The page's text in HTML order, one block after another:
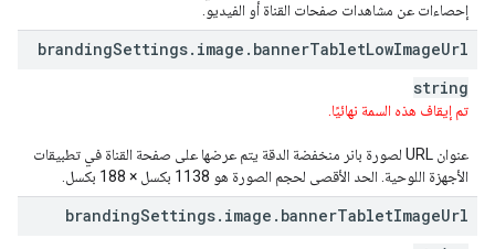
إحصاءات عن مشاهدات صفحات القناة أو الفيديو.
brandingSettings. image . bannerTabletLowImageUrl
string
تم إيقاف هذه السمة نهائيًا.
عنوان URL لصورة بانر منخفضة الدقة يتم عرضها على صفحة القناة في تطبيقات
الأجهزة اللوحية. الحد الأقصى لحجم الصورة هو 1138 بكسل × 188 بكسل.
brandingSettings. image . bannerTabletImageUrl